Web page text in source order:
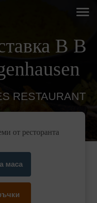
В В
RESTAURANT
от ресторанта
маса